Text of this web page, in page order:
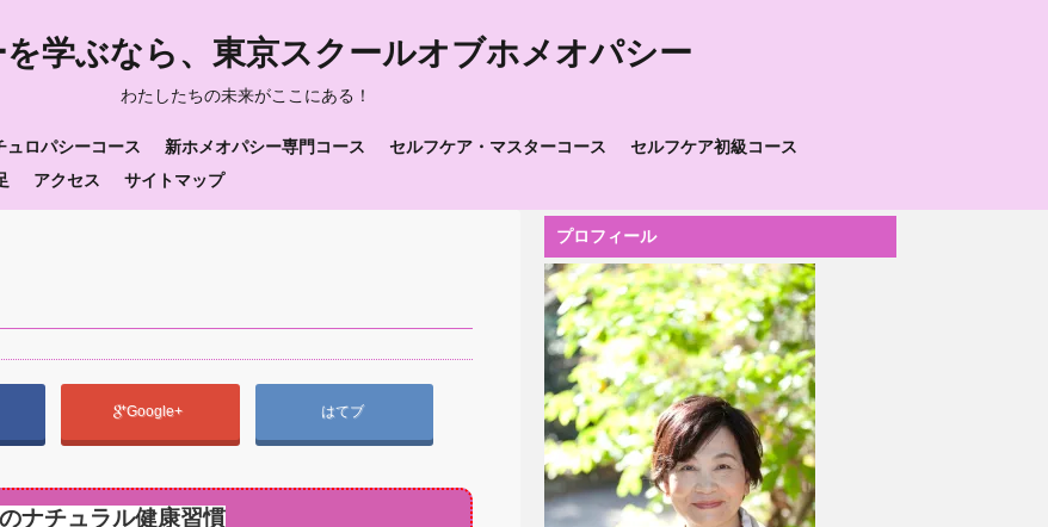
学ぶなら、東京スクールオブホメオパシー
わたしたちの未来がここにある！
ュロパシーコース 新ホメオパシー専門コース セルフケア・マスターコース
セルフケア初級コース
アクセス サイトマップ
Google+ はてブ
ナチュラル健康習慣
プロフィール